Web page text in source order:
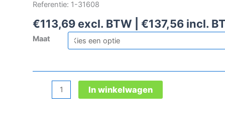
Referentie: 1-31608
€113,69 excl. BTW | €137,56 incl.
Maat
Redbrick
In winkelwagen